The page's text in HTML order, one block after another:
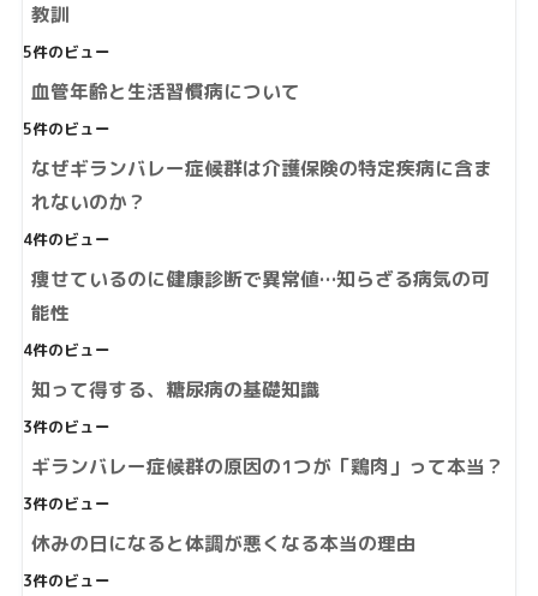
教訓
5件のビュー
血管年齢と生活習慣病について
5件のビュー
なぜギランバレー症候群は介護保険の特定疾病に含ま
れないのか？
4件のビュー
痩せているのに健康診断で異常値…知らざる病気の可
能性
4件のビュー
知って得する、糖尿病の基礎知識
3件のビュー
ギランバレー症候群の原因の1つが「鶏肉」って本当？
3件のビュー
休みの日になると体調が悪くなる本当の理由
3件のビュー